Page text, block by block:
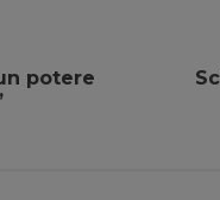
potere